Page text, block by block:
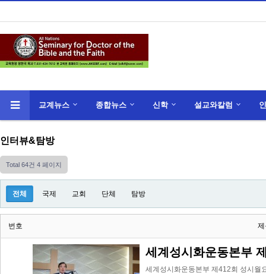
교계뉴스 종합뉴스 신학 설교와칼럼
인터뷰&탐방
Total 64건 4 페이지
전체 국제 교회 단체 탐방
번호 제
세계성시화운동본부
세계성시화운동본부 제412회 성시